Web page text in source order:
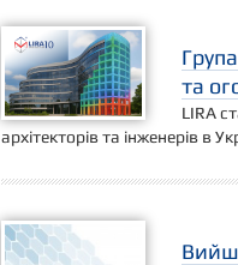
та
LIRA
архітекторів та інженерів в